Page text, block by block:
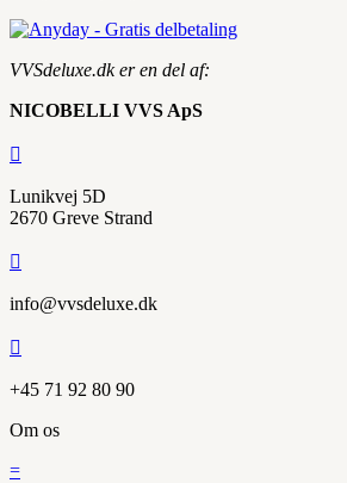
VVSdeluxe.dk er en del af:
NICOBELLI VVS ApS

Lunikvej 5D
2670 Greve Strand

info@vvsdeluxe.dk

+45 71 92 80 90
Om os
=